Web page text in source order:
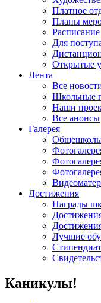
Платное
Планы
Для
Открытые
Лента
Все
Школьные
Наши
Все анонсы
Галерея
Достижения
Награды
Лучшие
Каникулы!